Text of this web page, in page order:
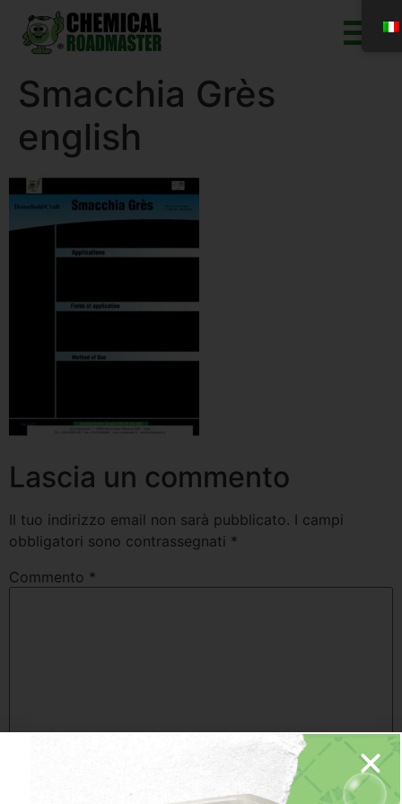
Smacchia Grès
english
Lascia un commento
Il tuo indirizzo email non sarà pubblicato. I campi
obbligatori sono contrassegnati *
Commento *